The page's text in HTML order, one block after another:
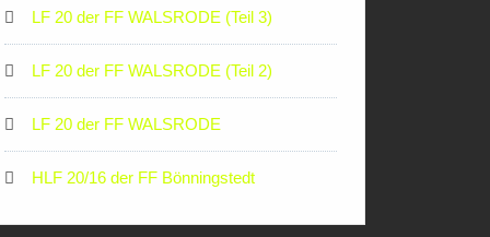
LF 20 der FF WALSRODE (Teil 3)
LF 20 der FF WALSRODE (Teil 2)
LF 20 der FF WALSRODE
HLF 20/16 der FF Bönningstedt